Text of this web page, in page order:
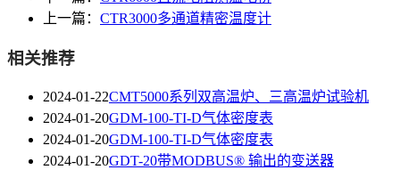
上一篇： CTR3000多通道精密温度计
相关推荐
2024-01-22CMT5000系列双高温炉、三高温炉试验机
2024-01-20GDM-100-TI-D气体密度表
2024-01-20GDM-100-TI-D气体密度表
2024-01-20GDT-20带MODBUS® 输出的变送器